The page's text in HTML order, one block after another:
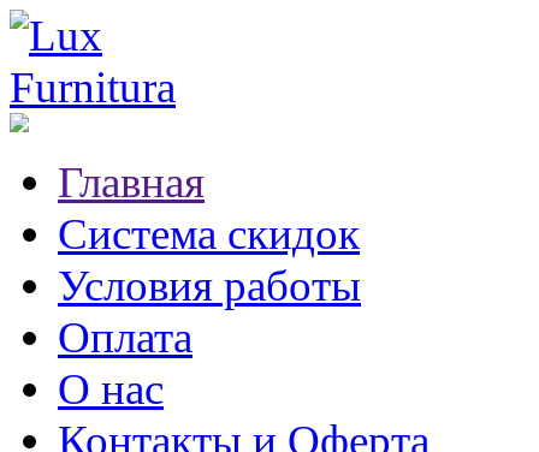
Главная
Система скидок
Условия работы
Оплата
О нас
Контакты и Оферта